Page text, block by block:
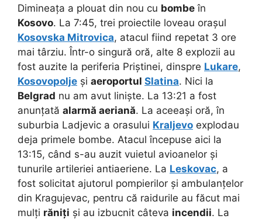
Dimineața a plouat din nou cu bombe în
Kosovo. La 7:45, trei proiectile loveau orașul
Kosovska Mitrovica, atacul fiind repetat 3 ore
mai târziu. Într-o singură oră, alte 8 explozii au
fost auzite la periferia Priștinei, dinspre Lukare,
Kosovopolje și aeroportul Slatina. Nici la
Belgrad nu am avut liniște. La 13:21 a fost
anunțată alarmă aeriană. La aceeași oră, în
suburbia Ladjevic a orasului Kraljevo explodau
deja primele bombe. Atacul începuse aici la
13:15, când s-au auzit vuietul avioanelor și
tunurile artileriei antiaeriene. La Leskovac, a
fost solicitat ajutorul pompierilor și ambulanțelor
din Kragujevac, pentru că raidurile au făcut mai
mulți răniți și au izbucnit câteva incendii. La